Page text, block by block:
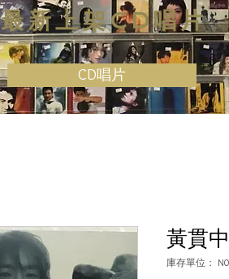
最新上架CD唱片
CD唱片
黃貫
庫存單位：